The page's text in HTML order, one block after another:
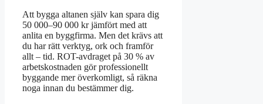
Att bygga altanen själv kan spara dig
50 000–90 000 kr jämfört med att
anlita en byggfirma. Men det krävs att
du har rätt verktyg, ork och framför
allt – tid. ROT-avdraget på 30 % av
arbetskostnaden gör professionellt
byggande mer överkomligt, så räkna
noga innan du bestämmer dig.